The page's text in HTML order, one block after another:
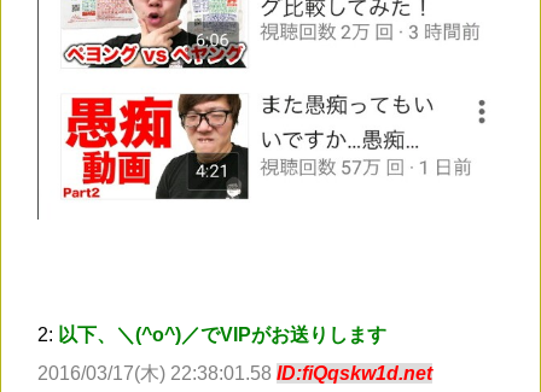
2: 以下、＼(^o^)／でVIPがお送りします
2016/03/17(木) 22:38:01.58 ID:fiQqskw1d.net